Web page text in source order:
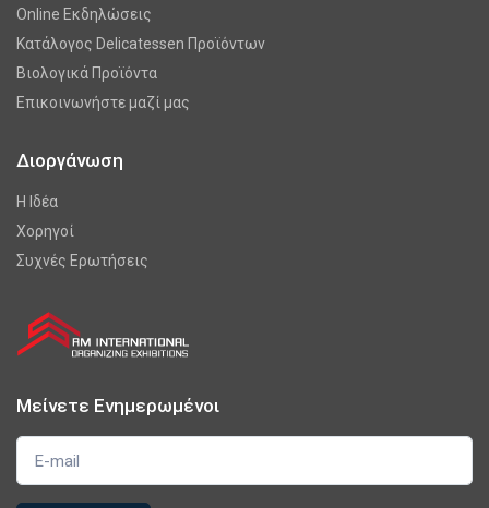
Online Εκδηλώσεις
Κατάλογος Delicatessen Προϊόντων
Βιολογικά Προϊόντα
Επικοινωνήστε μαζί μας
Διοργάνωση
Η Ιδέα
Χορηγοί
Συχνές Ερωτήσεις
Μείνετε Ενημερωμένοι